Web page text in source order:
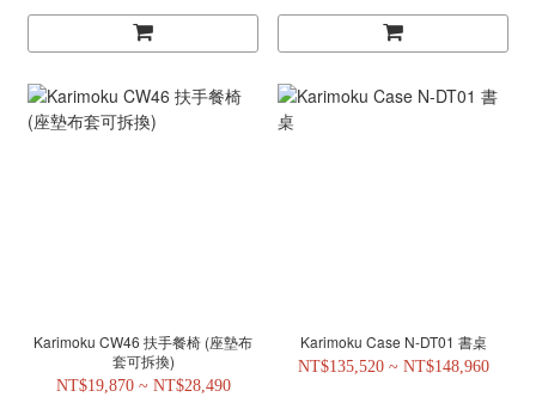
Karimoku CW46 扶手餐椅 (座墊布
套可拆換)
NT$19,870 ~ NT$28,490
Karimoku Case N-DT01 書桌
NT$135,520 ~ NT$148,960